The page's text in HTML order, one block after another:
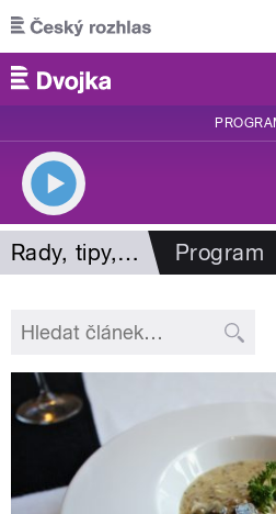
Přejít k hlavnímu obsahu
Rady, tipy, zajímavosti Program